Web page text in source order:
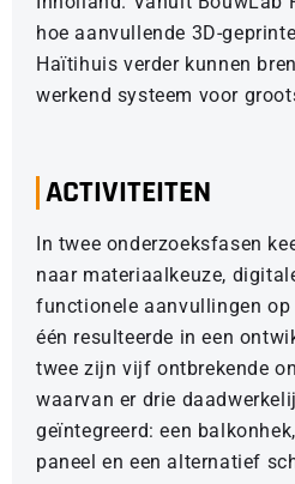
hoe aanvullende 3D-
Haïtihuis verder kunnen
werkend systeem voor
ACTIVITEITEN
In twee onderzoeksfasen
naar materiaalkeuze,
functionele aanvullingen
één resulteerde in een
twee zijn vijf ontbrekende
waarvan er drie
geïntegreerd: een
paneel en een alternatief